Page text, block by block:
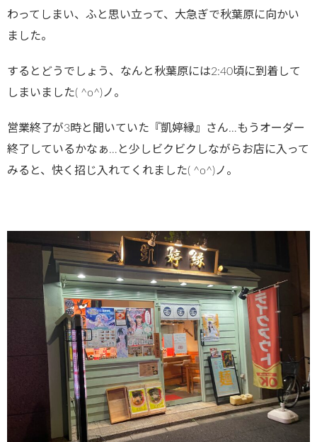
on line2897
わってしまい、ふと思い立って、大急ぎで秋葉原に向かい
ました。
するとどうでしょう、なんと秋葉原には2:40頃に到着して
しまいました( ^o^)ノ。
営業終了が3時と聞いていた『凱婷縁』さん…もうオーダー
終了しているかなぁ…と少しビクビクしながらお店に入って
みると、快く招じ入れてくれました( ^o^)ノ。